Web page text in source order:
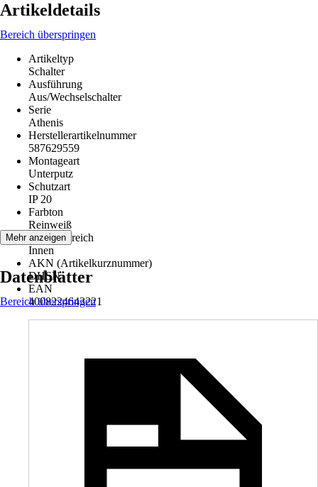
Artikeldetails
Bereich überspringen
Artikeltyp
Schalter
Ausführung
Aus/Wechselschalter
Serie
Athenis
Herstellerartikelnummer
587629559
Montageart
Unterputz
Schutzart
IP 20
Farbton
Reinweiß
Einsatzbereich
Innen
AKN (Artikelkurznummer)
DHSN
EAN
4008224643221
Mehr anzeigen
Datenblätter
Bereich überspringen